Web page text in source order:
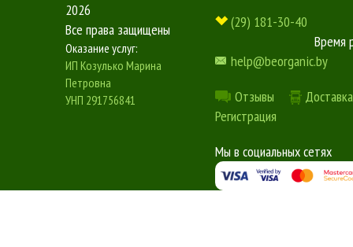
2026
Все права защищены
Оказание услуг:
ИП Козулько Марина
Петровна
УНП 291756841
(29) 181-30-40
Время
help@beorganic.by
Отзывы
Регистрация
Мы в социальных сетях